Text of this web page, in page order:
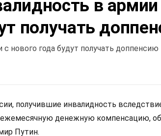
в армии
получать
нового года будут получать доппенсию
получившие инвалидность
денежную компенсацию,
Путин.